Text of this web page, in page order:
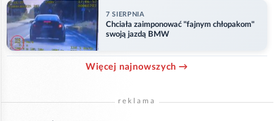
7 SIERPNIA
Chciała zaimponować "fajnym chłopakom"
swoją jazdą BMW
Więcej najnowszych →
reklama